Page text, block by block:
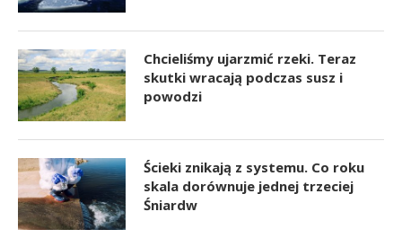
Chcieliśmy ujarzmić rzeki. Teraz
skutki wracają podczas susz i
powodzi
Ścieki znikają z systemu. Co roku
skala dorównuje jednej trzeciej
Śniardw